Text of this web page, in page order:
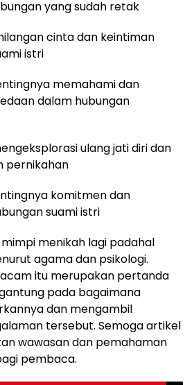
yang sudah retak
cinta dan keintiman
istri
memahami dan
dalam hubungan
ulang jati diri dan
pernikahan
komitmen dan
suami istri
menikah lagi padahal
agama dan psikologi.
itu merupakan pertanda
pada bagaimana
dan mengambil
tersebut. Semoga artikel
wawasan dan pemahaman
pembaca.